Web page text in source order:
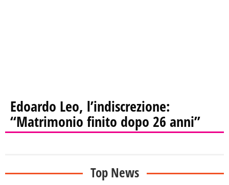
Edoardo Leo, l’indiscrezione:
“Matrimonio finito dopo 26 anni”
Top News